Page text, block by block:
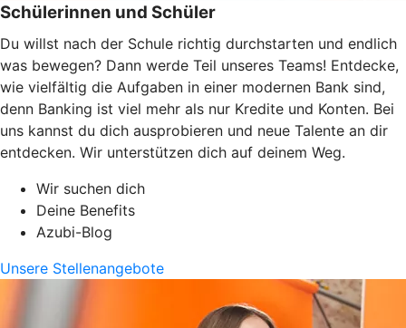
Schülerinnen und Schüler
Du willst nach der Schule richtig durchstarten und endlich
was bewegen? Dann werde Teil unseres Teams! Entdecke,
wie vielfältig die Aufgaben in einer modernen Bank sind,
denn Banking ist viel mehr als nur Kredite und Konten. Bei
uns kannst du dich ausprobieren und neue Talente an dir
entdecken. Wir unterstützen dich auf deinem Weg.
Wir suchen dich
Deine Benefits
Azubi-Blog
Unsere Stellenangebote